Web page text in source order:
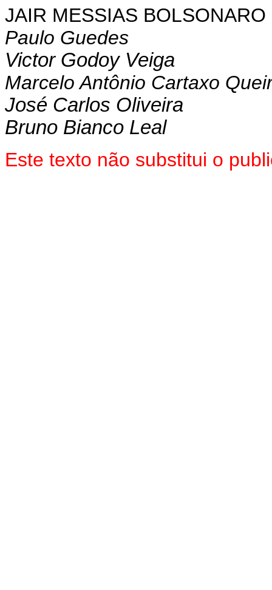
JAIR MESSIAS BOLSONARO
Paulo Guedes
Victor Godoy Veiga
Marcelo Antônio Cartaxo
José Carlos Oliveira
Bruno Bianco Leal
Este texto não substitui o